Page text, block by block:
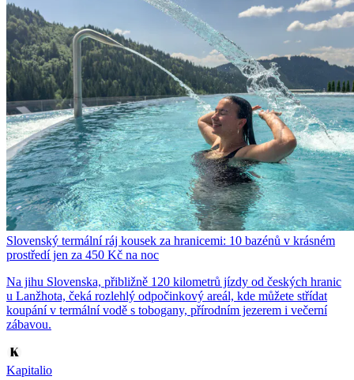
Slovenský termální ráj kousek za hranicemi: 10 bazénů v krásném
prostředí jen za 450 Kč na noc
Na jihu Slovenska, přibližně 120 kilometrů jízdy od českých hranic
u Lanžhota, čeká rozlehlý odpočinkový areál, kde můžete střídat
koupání v termální vodě s tobogany, přírodním jezerem i večerní
zábavou.
Kapitalio